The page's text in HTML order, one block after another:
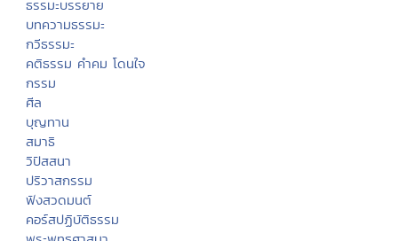
ธรรมะบรรยาย
บทความธรรมะ
กวีธรรมะ
คติธรรม คำคม โดนใจ
กรรม
ศีล
บุญทาน
สมาธิ
วิปัสสนา
ปริวาสกรรม
ฟังสวดมนต์
คอร์สปฏิบัติธรรม